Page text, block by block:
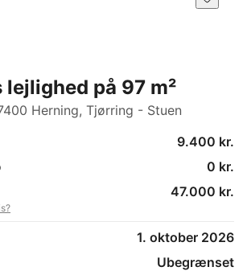
på 97 m²
Herning, Tjørring - Stuen
9.400 kr.
0 kr.
47.000 kr.
1. oktober 2026
Ubegrænset